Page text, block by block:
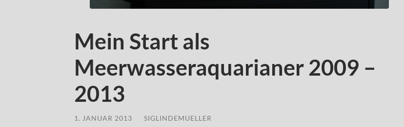
Mein Start als
Meerwasseraquarianer 2009 –
2013
1. JANUAR 2013 SIGLINDEMUELLER